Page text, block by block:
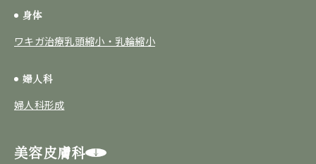
身体
ワキガ治療乳頭縮小・乳輪縮小
婦人科
婦人科形成
美容皮膚科